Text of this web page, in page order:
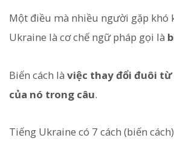
Một điều mà nhiều người gặp khó
Ukraine là cơ chế ngữ pháp gọi là
Biến cách là việc thay đổi đuôi
của nó trong câu.
Tiếng Ukraine có 7 cách (biến